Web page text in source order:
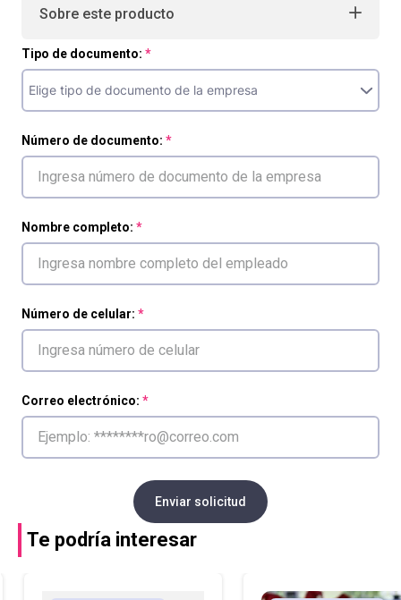
Sobre este producto
Tipo de documento:
Número de documento:
Nombre completo:
Número de celular:
Correo electrónico:
Enviar solicitud
Te podría interesar